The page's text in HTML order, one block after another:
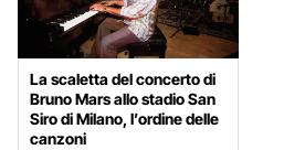
La scaletta del concerto di
Bruno Mars allo stadio San
Siro di Milano, l’ordine delle
canzoni